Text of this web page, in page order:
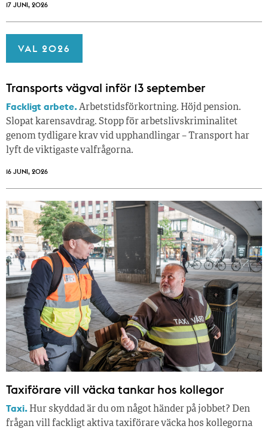
17 JUNI, 2026
VAL 2026
Transports vägval inför 13 september
Fackligt arbete.Arbetstidsförkortning. Höjd pension.
Slopat karensavdrag. Stopp för arbetslivskriminalitet
genom tydligare krav vid upphandlingar – Transport har
lyft de viktigaste valfrågorna.
16 JUNI, 2026
Taxiförare vill väcka tankar hos kollegor
Taxi. Hur skyddad är du om något händer på jobbet? Den
frågan vill fackligt aktiva taxiförare väcka hos kollegorna